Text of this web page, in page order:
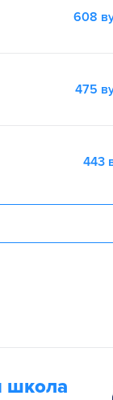
608
475
443
школа